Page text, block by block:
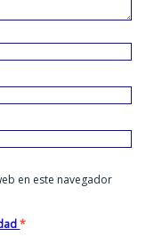
en este navegador
*